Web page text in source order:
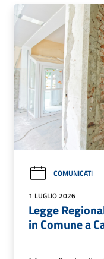
COMUNICATI
1 LUGLIO 2026
Legge
in Comune a